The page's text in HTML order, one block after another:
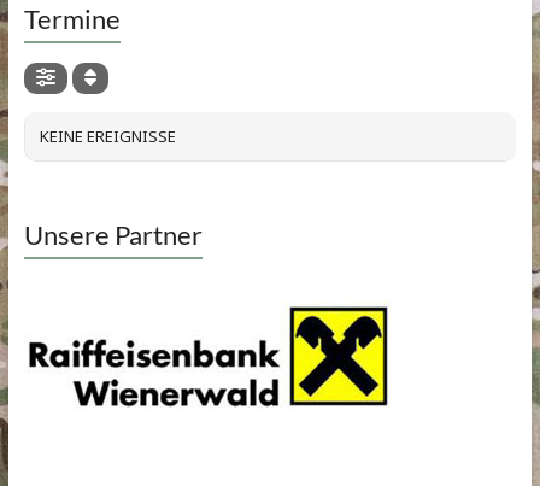
Termine
KEINE EREIGNISSE
Unsere Partner